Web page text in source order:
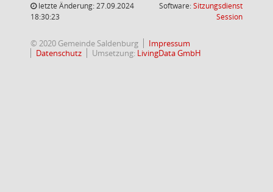
letzte Änderung: 27.09.2024
18:30:23
Software:Sitzungsdienst
Session(Wird in
© 2020 Gemeinde Saldenburg
Impressum
Datenschutz
Umsetzung: LivingData GmbH